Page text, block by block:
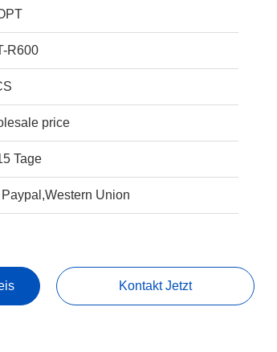
R600
price
Tage
Paypal,Western Union
Kontakt Jetzt